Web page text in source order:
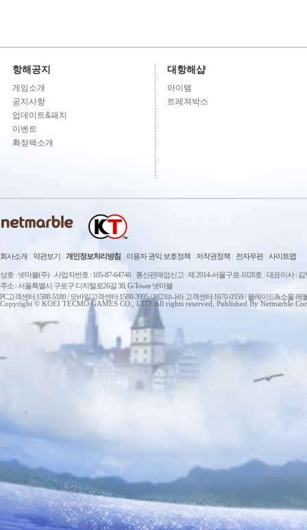
항해공지
게임소개
공지사항
업데이트&패치
이벤트
확장팩소개
대항해샵
아이템
트레져박스
회사소개 약관보기 개인정보처리방침 이용자 권익 보호정책 저작권정책 전자우편 사이트맵
상호 : 넷마블(주) 사업자번호 : 105-87-64746 통신판매업신고 : 제 2014-서울구로-1028호 대표이사 : 김
주소 : 서울특별시 구로구 디지털로26길 38, G-Tower 넷마블
PC고객센터:1588-5180 / 모바일고객센터:1588-3995 / 제2의나라 고객센터:1670-0359 / 블레이드&소울
Copyright © KOEI TECMO GAMES CO., LTD. All rights reserved, Published By Netmarble